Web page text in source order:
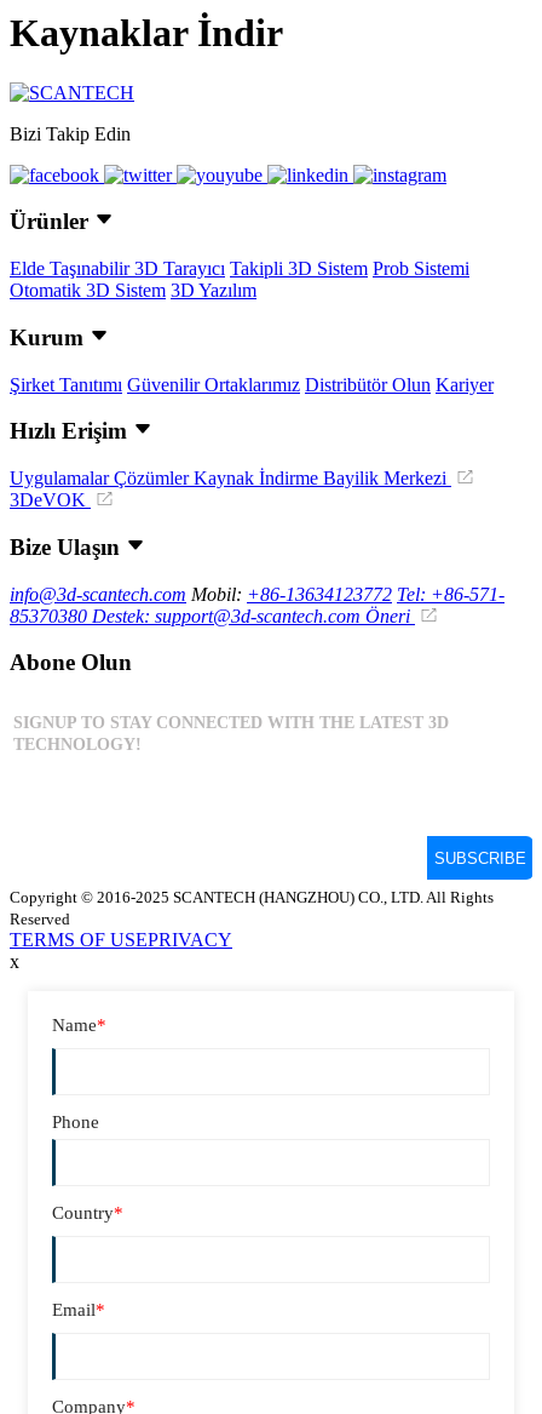
Kaynaklar İndir
Bizi Takip Edin
Ürünler
Elde Taşınabilir 3D Tarayıcı Takipli 3D Sistem Prob Sistemi
Otomatik 3D Sistem 3D Yazılım
Kurum
Şirket Tanıtımı Güvenilir Ortaklarımız Distribütör Olun Kariyer
Hızlı Erişim
UygulamalarÇözümlerKaynak İndirme Bayilik Merkezi
3DeVOK
Bize Ulaşın
info@3d-scantech.com Mobil: +86-13634123772 Tel: +86-571-
85370380 Destek: support@3d-scantech.com Öneri
Abone Olun
Copyright © 2016-2025 SCANTECH (HANGZHOU) CO., LTD. All Rights
Reserved
TERMS OF USEPRIVACY
x
Name*
Phone
Country*
Email*
Company*